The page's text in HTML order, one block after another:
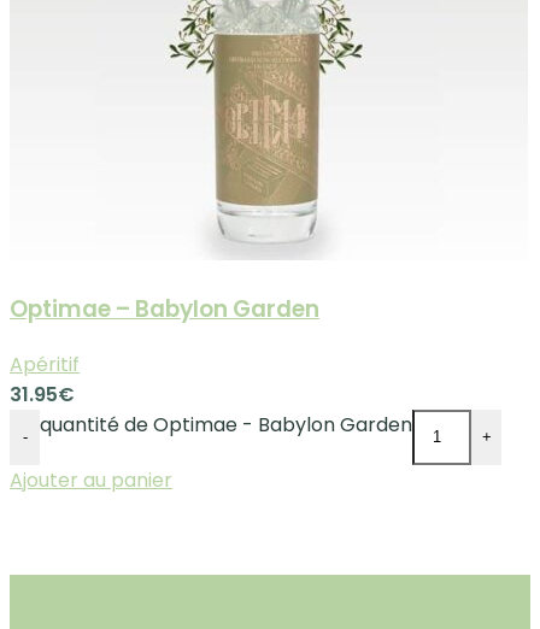
Optimae – Babylon Garden
Apéritif
31.95€
- quantité de Optimae - Babylon Garden +
Ajouter au panier